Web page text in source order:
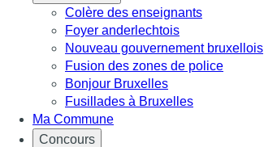
Colère des enseignants
Foyer anderlechtois
Nouveau gouvernement bruxellois
Fusion des zones de police
Bonjour Bruxelles
Fusillades à Bruxelles
Ma Commune
Concours